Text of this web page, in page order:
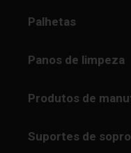
Palhetas
Panos de limpeza
Produtos de
Suportes de